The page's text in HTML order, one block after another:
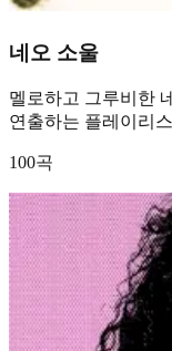
네오 소울
멜로하고 그루비한
연출하는 플레이리
100곡